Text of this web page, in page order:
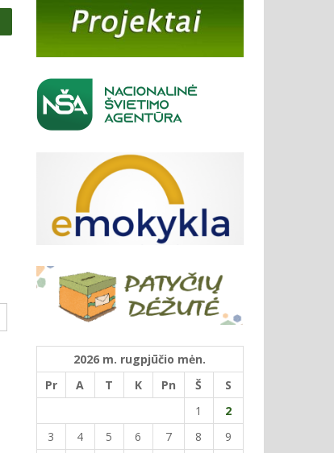
2026 m. rugpjūčio mėn.
Pr
A T K Pn Š
S
1
2
3
4 5 6 7 8
9